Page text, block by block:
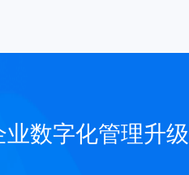
数字化管理升